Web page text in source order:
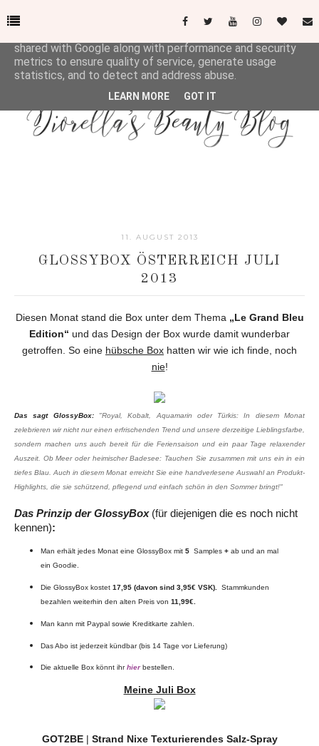
11. AUGUST 2013
GLOSSYBOX ÖSTERREICH JULI
2013
Diesen Monat stand die Box unter dem Thema „Le Grand Bleu
Edition“ und das Design der Box wurde damit wunderbar
getroffen. So eine hübsche Box hatten wir wie ich finde, noch
nie!
Das sagt GlossyBox: "Royal, Kobalt, Aquamarin oder Türkis: In diesem Monat
zelebrieren wir nicht nur einen erfrischenden Trend und unsere derzeitige Lieblingsfarbe,
sondern machen uns auch bereit für die Feriensaison und ein paar Tage relaxender
Auszeit. Ob Meer oder heimischer Badesee: Tauchen Sie zusammen mit uns ein in ein
tiefes Blau. Auch in diesem Monat erreicht Sie eine handverlesene Auswahl an Produkt-
Highlights, die sie schützend, pflegend und einfach schön in den Sommer bringt!"
Das Prinzip der GlossyBox (für diejenigen die es noch nicht
kennen):
Man erhält jedes Monat eine GlossyBox mit 5Samples +ab und an mal
ein Goodie.
Die GlossyBox kostet 17,95 (davon sind 3,95€ VSK).
Stammkunden
bezahlen weiterhin den alten Preis von 11,99€.
Man kann mit Paypal sowie Kreditkarte zahlen.
Das Abo ist jederzeit kündbar (bis 14 Tage vor Lieferung)
Die aktuelle Box könnt ihrhier bestellen.
Meine Juli Box
GOT2BE | Strand Nixe Texturierendes Salz-Spray
This site uses cookies from Google to deliver its services
shared with Google along with performance and security
metrics to ensure quality of service, generate usage
statistics, and to detect and address abuse.
LEARN MORE GOT IT